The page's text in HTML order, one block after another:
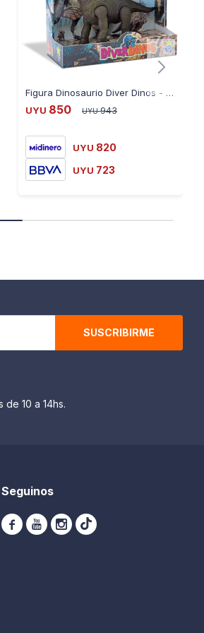
Figura Dinosaurio Diver Dinos - BRANQUIOSAURIO
UYU 850 UYU 943
UYU 820
UYU 723
SUSCRIBIRME
de 10 a 14hs.
Seguinos
  